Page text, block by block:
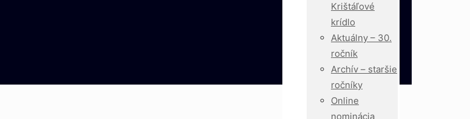
Krištáľové
krídlo
Aktuálny – 30.
ročník
Archív – staršie
ročníky
Online
nominácia